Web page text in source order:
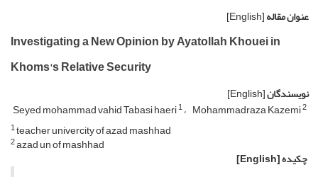
عنوان مقاله[English]
Investigating a New Opinion by Ayatollah Khouei in
Khoms's Relative Security
نویسندگان[English]
Seyed mohammad vahid Tabasi haeri1 Mohammadraza Kazemi2
1teacher univercity of azad mashhad
2azad un of mashhad
چکیده[English]